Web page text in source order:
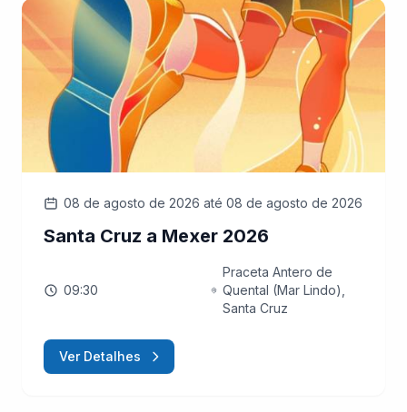
08 de agosto de 2026 até 08 de agosto de 2026
Santa Cruz a Mexer 2026
09:30
Praceta Antero de
Quental (Mar Lindo),
Santa Cruz
Ver Detalhes